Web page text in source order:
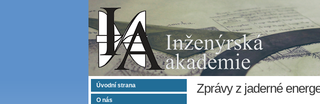
Úvodní strana
O nás
Zprávy z jaderné